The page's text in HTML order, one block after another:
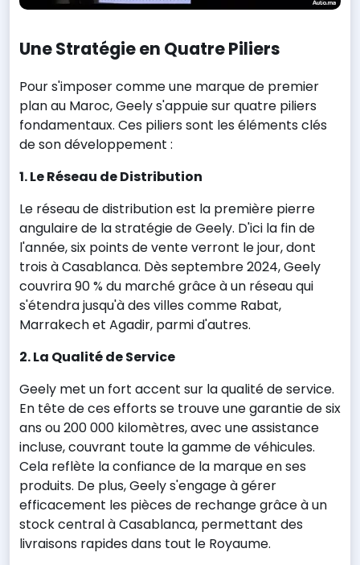
Une Stratégie en Quatre Piliers
Pour s'imposer comme une marque de premier
plan au Maroc, Geely s'appuie sur quatre piliers
fondamentaux. Ces piliers sont les éléments clés
de son développement :
1. Le Réseau de Distribution
Le réseau de distribution est la première pierre
angulaire de la stratégie de Geely. D'ici la fin de
l'année, six points de vente verront le jour, dont
trois à Casablanca. Dès septembre 2024, Geely
couvrira 90 % du marché grâce à un réseau qui
s'étendra jusqu'à des villes comme Rabat,
Marrakech et Agadir, parmi d'autres.
2. La Qualité de Service
Geely met un fort accent sur la qualité de service.
En tête de ces efforts se trouve une garantie de six
ans ou 200 000 kilomètres, avec une assistance
incluse, couvrant toute la gamme de véhicules.
Cela reflète la confiance de la marque en ses
produits. De plus, Geely s'engage à gérer
efficacement les pièces de rechange grâce à un
stock central à Casablanca, permettant des
livraisons rapides dans tout le Royaume.